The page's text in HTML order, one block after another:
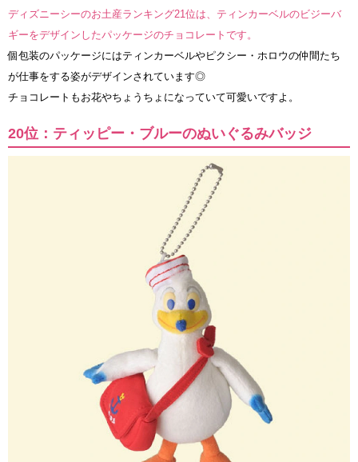
ディズニーシーのお土産ランキング21位は、ティンカーベルのビジーバ
ギーをデザインしたパッケージのチョコレートです。
個包装のパッケージにはティンカーベルやピクシー・ホロウの仲間たち
が仕事をする姿がデザインされています◎
チョコレートもお花やちょうちょになっていて可愛いですよ。
20位：ティッピー・ブルーのぬいぐるみバッジ